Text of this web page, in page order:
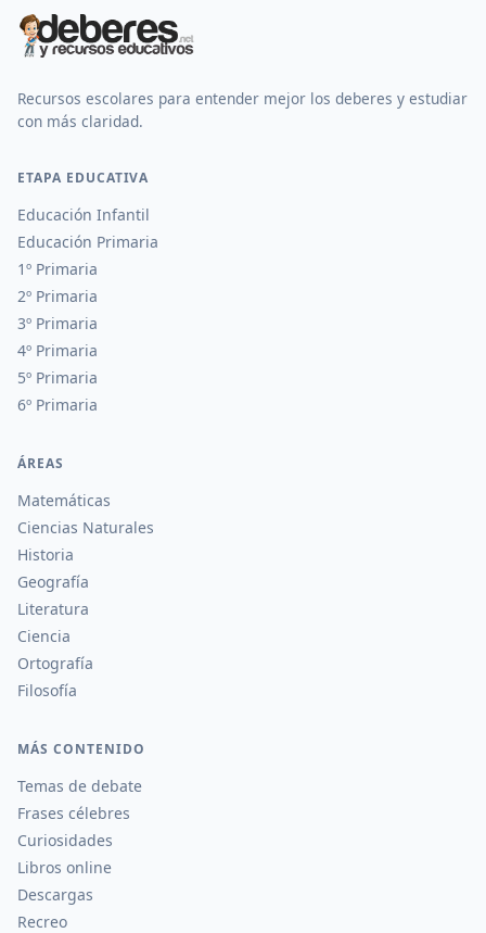
Recursos escolares para entender mejor los deberes y estudiar
con más claridad.
ETAPA EDUCATIVA
Educación Infantil
Educación Primaria
1º Primaria
2º Primaria
3º Primaria
4º Primaria
5º Primaria
6º Primaria
ÁREAS
Matemáticas
Ciencias Naturales
Historia
Geografía
Literatura
Ciencia
Ortografía
Filosofía
MÁS CONTENIDO
Temas de debate
Frases célebres
Curiosidades
Libros online
Descargas
Recreo